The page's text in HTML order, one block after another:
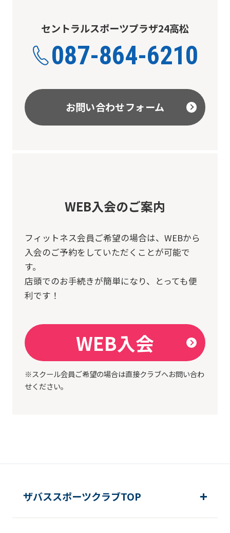
セントラルスポーツプラザ24高松
087-864-6210
お問い合わせフォーム
WEB入会のご案内
フィットネス会員ご希望の場合は、 WEBから
入会のご予約をしていただくことが可能で
す。
店頭でのお手続きが簡単になり、とっても便
利です！
WEB入会
※スクール会員ご希望の場合は直接クラブへお問い合わ
せください。
ザバススポーツクラブTOP